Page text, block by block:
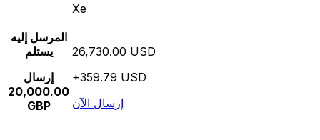
Xe
المرسل إليه
يستلم
إرسال
20,000.00
GBP
26,730.00 USD
+359.79 USD
إرسال الآن